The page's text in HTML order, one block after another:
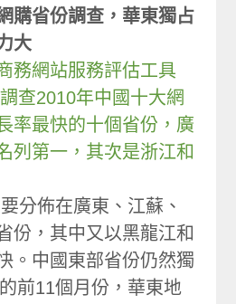
購省份調查，華東獨占
大
務網站服務評估工具
查2010年中國十大網
率最快的十個省份，廣
列第一，其次是浙江和
分佈在廣東、江蘇、
份，其中又以黑龍江和
。中國東部省份仍然獨
前11個月份，華東地